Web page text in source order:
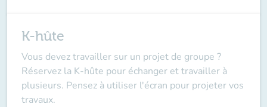
K-hûte
Vous devez travailler sur un projet de groupe ?
Réservez la K-hûte pour échanger et travailler à
plusieurs. Pensez à utiliser l'écran pour projeter vos
travaux.